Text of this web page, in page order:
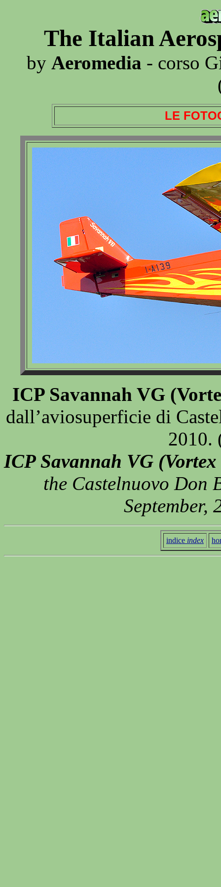
The Italian
by Aeromedia - corso
LE
ICP Savannah VG
dall’aviosuperficie di
2010.
ICP Savannah VG
the Castelnuovo Don
September,
indice index